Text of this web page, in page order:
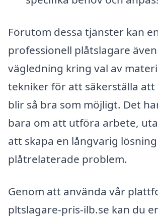
Förutom dessa tjänster kan
professionell plåtslagare
vägledning kring val av
tekniker för att säkerställa
blir så bra som möjligt. Det
bara om att utföra arbete,
att skapa en långvarig
plåtrelaterade problem.
Genom att använda vår
pltslagare-pris-ilb.se kan du